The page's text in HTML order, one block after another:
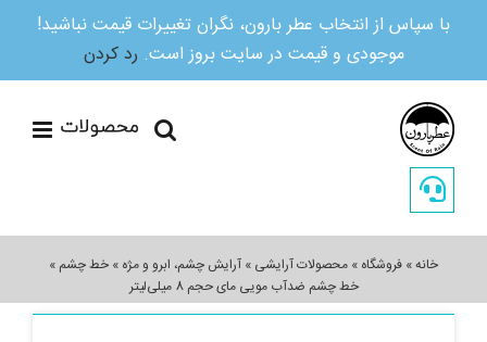
با سپاس از انتخاب عطر بارون، نگران تغییرات قیمت نباشید!
موجودی و قیمت در سایت بروز است. رد کردن
content
خانه» فروشگاه » محصولات آرایشی » آرایش چشم، ابرو و مژه » خط چشم »
خط چشم ضدآب مویی مای حجم 8 میلی‌لیتر